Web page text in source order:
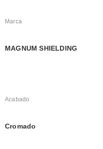
Marca
MAGNUM SHIELDING
Acabado
Cromado